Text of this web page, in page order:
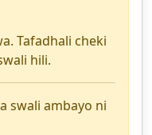
Tafadhali cheki
hili.
swali ambayo ni